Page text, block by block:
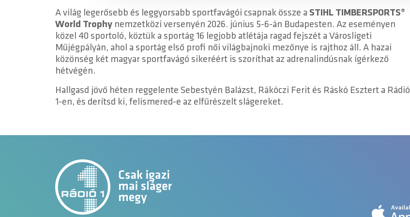
A világ legerősebb és leggyorsabb sportfavágói csapnak össze a STIHL TIMBERSPORTS®
World Trophy nemzetközi versenyén 2026. június 5-6-án Budapesten. Az eseményen
közel 40 sportoló, köztük a sportág 16 legjobb atlétája ragad fejszét a Városligeti
Műjégpályán, ahol a sportág első profi női világbajnoki mezőnye is rajthoz áll. A hazai
közönség két magyar sportfavágó sikeréért is szoríthat az adrenalindúsnak ígérkező
hétvégén.
Hallgasd jövő héten reggelente Sebestyén Balázst, Rákóczi Ferit és Ráskó Esztert a Rádió
1-en, és derítsd ki, felismered-e az elfűrészelt slágereket.